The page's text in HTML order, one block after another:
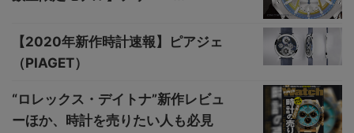
【2020年新作時計速報】ピアジェ
（PIAGET）
“ロレックス・デイトナ”新作レビュ
ーほか、時計を売りたい人も必見